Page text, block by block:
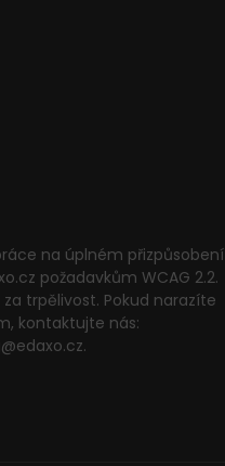
na úplném přizpůsobení
požadavkům WCAG 2.2.
trpělivost. Pokud narazíte
kontaktujte nás: